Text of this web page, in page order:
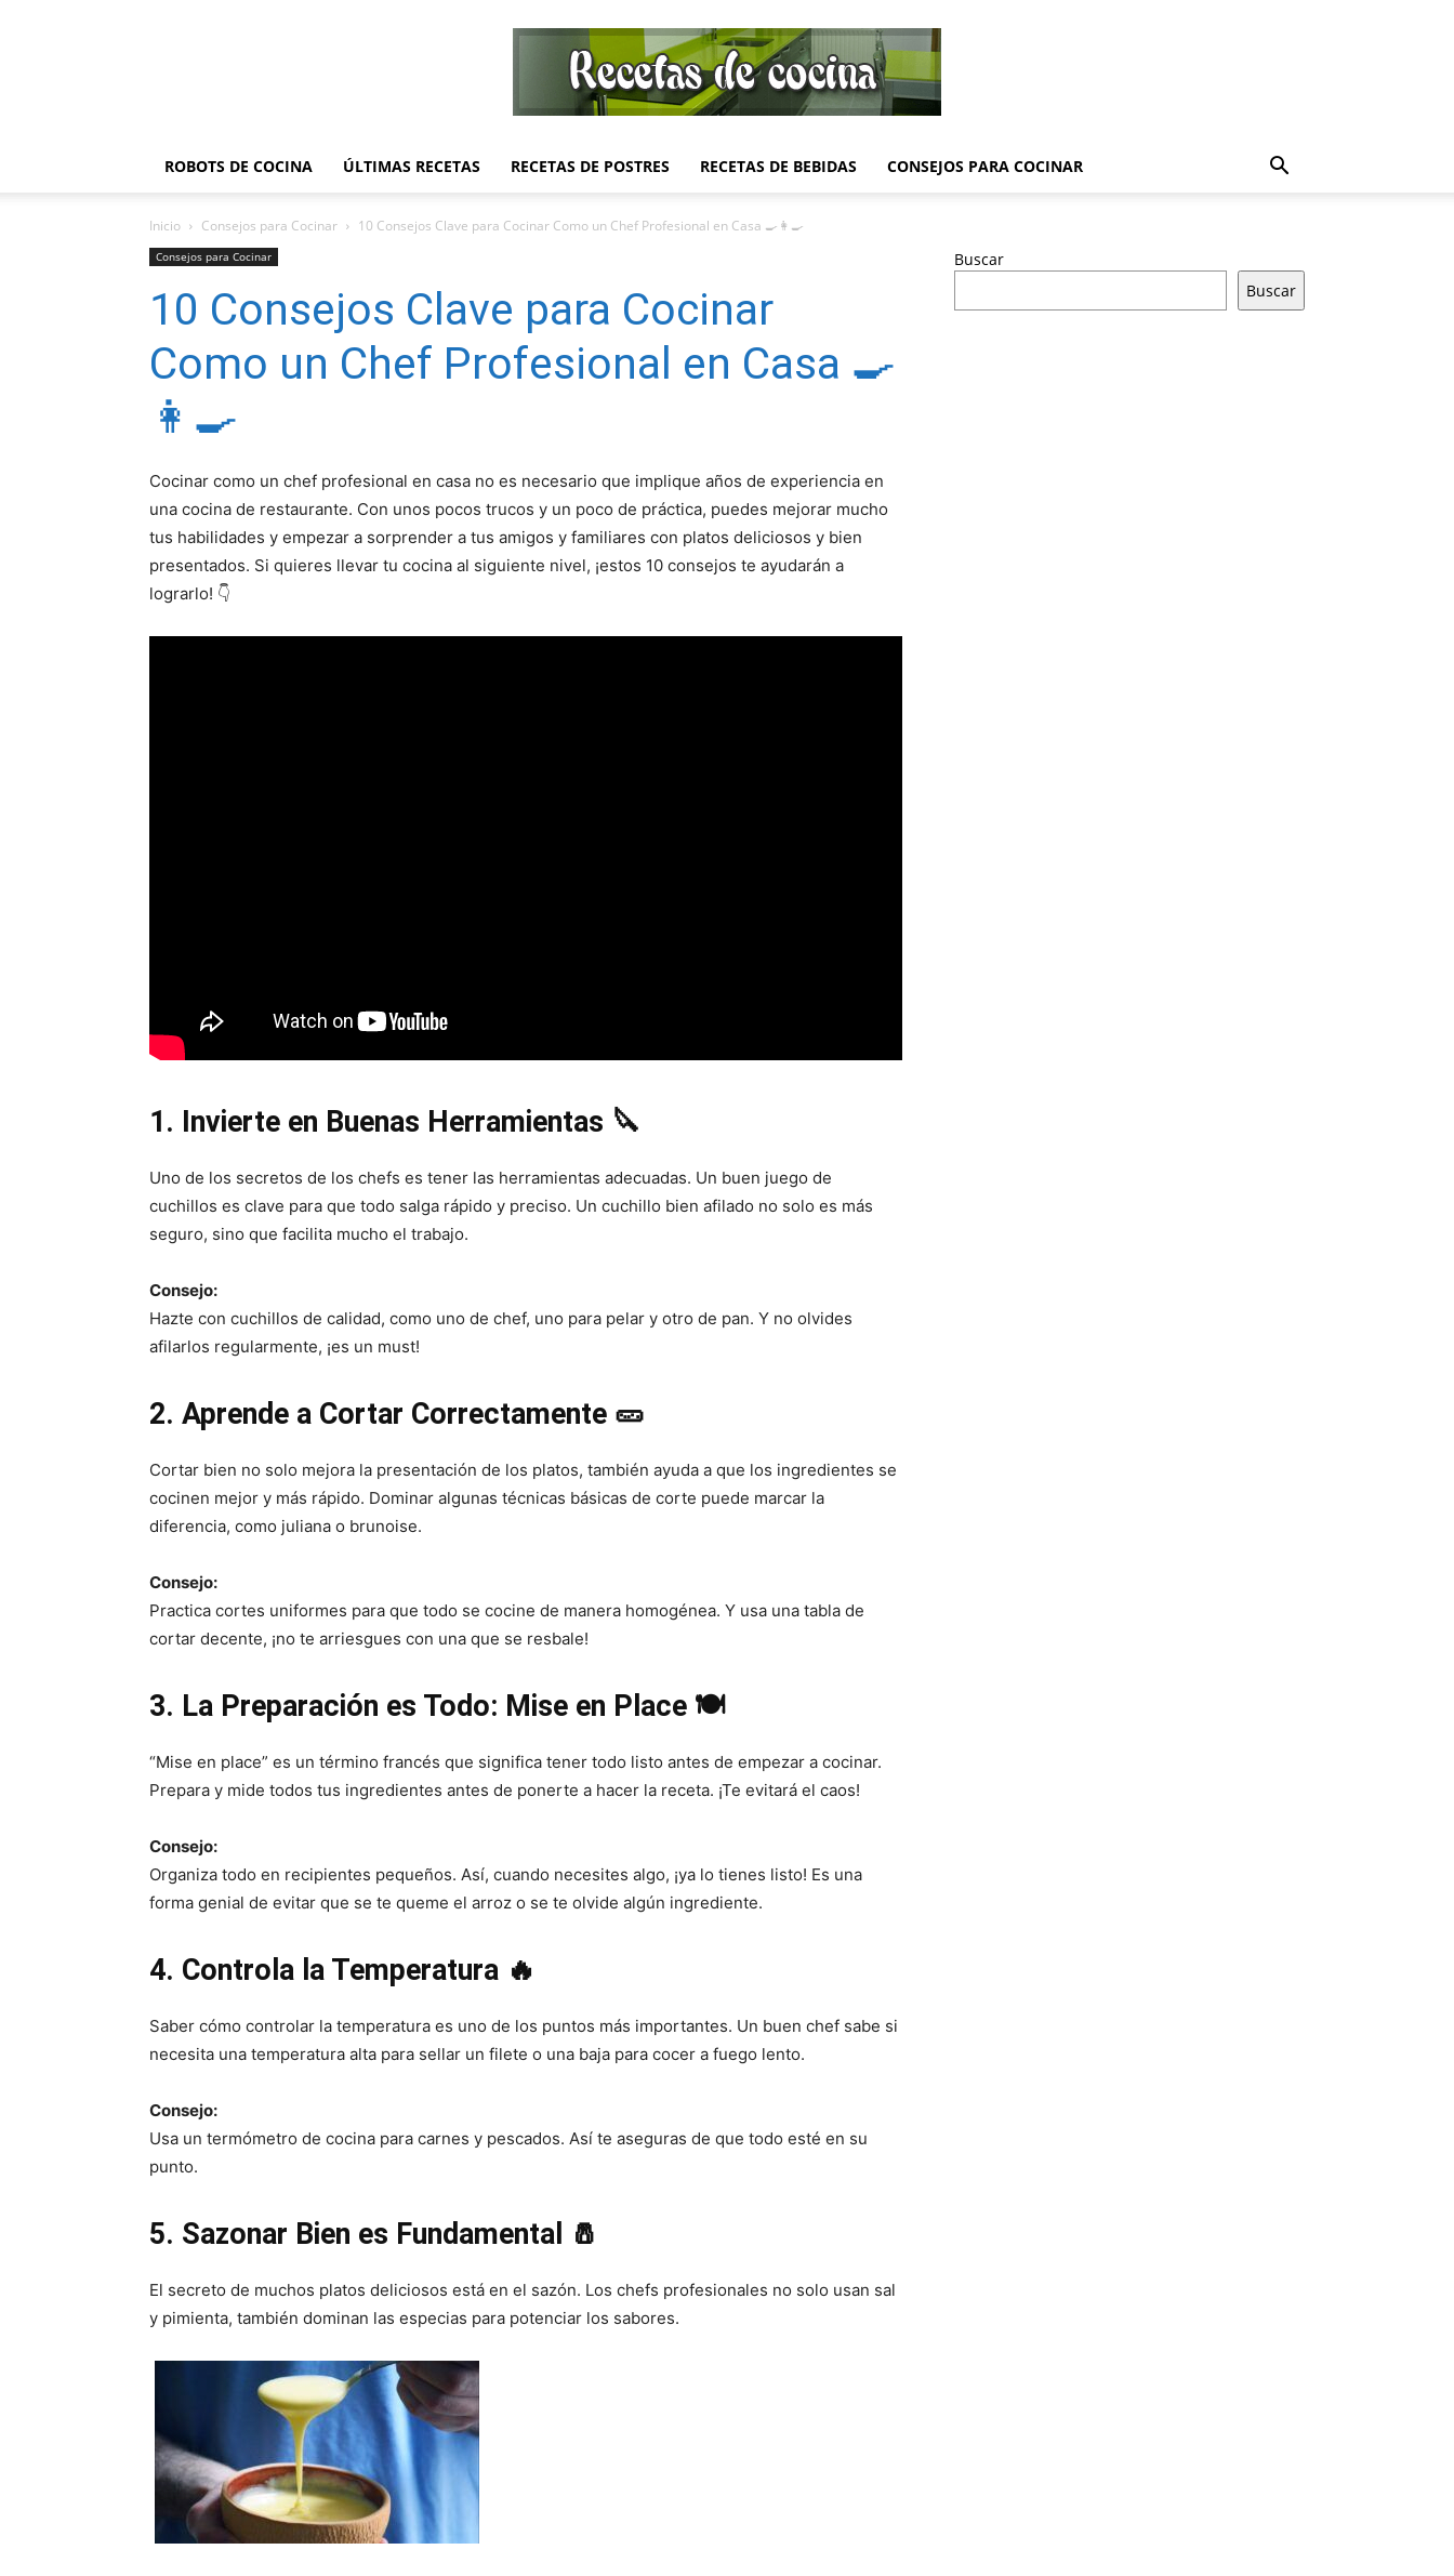
de
Online
ROBOTS DE COCINA ÚLTIMAS RECETAS RECETAS DE POSTRES RECETAS DE BEBIDAS CONSEJOS PARA COCINAR
Inicio Consejos para Cocinar 10 Consejos Clave para Cocinar Como un Chef Profesional en Casa 🍳👩‍🍳
Consejos para Cocinar
10 Consejos Clave para Cocinar
Como un Chef Profesional en Casa 🍳
👩‍🍳
Cocinar como un chef profesional en casa no es necesario que implique años de experiencia en
una cocina de restaurante. Con unos pocos trucos y un poco de práctica, puedes mejorar mucho
tus habilidades y empezar a sorprender a tus amigos y familiares con platos deliciosos y bien
presentados. Si quieres llevar tu cocina al siguiente nivel, ¡estos 10 consejos te ayudarán a
lograrlo! 👇
1. Invierte en Buenas Herramientas 🔪
Uno de los secretos de los chefs es tener las herramientas adecuadas. Un buen juego de
cuchillos es clave para que todo salga rápido y preciso. Un cuchillo bien afilado no solo es más
seguro, sino que facilita mucho el trabajo.
Consejo:
Hazte con cuchillos de calidad, como uno de chef, uno para pelar y otro de pan. Y no olvides
afilarlos regularmente, ¡es un must!
2. Aprende a Cortar Correctamente 🥒
Cortar bien no solo mejora la presentación de los platos, también ayuda a que los ingredientes se
cocinen mejor y más rápido. Dominar algunas técnicas básicas de corte puede marcar la
diferencia, como juliana o brunoise.
Consejo:
Practica cortes uniformes para que todo se cocine de manera homogénea. Y usa una tabla de
cortar decente, ¡no te arriesgues con una que se resbale!
3. La Preparación es Todo: Mise en Place 🍽️
“Mise en place” es un término francés que significa tener todo listo antes de empezar a cocinar.
Prepara y mide todos tus ingredientes antes de ponerte a hacer la receta. ¡Te evitará el caos!
Consejo:
Organiza todo en recipientes pequeños. Así, cuando necesites algo, ¡ya lo tienes listo! Es una
forma genial de evitar que se te queme el arroz o se te olvide algún ingrediente.
4. Controla la Temperatura 🔥
Saber cómo controlar la temperatura es uno de los puntos más importantes. Un buen chef sabe si
necesita una temperatura alta para sellar un filete o una baja para cocer a fuego lento.
Consejo:
Usa un termómetro de cocina para carnes y pescados. Así te aseguras de que todo esté en su
punto.
5. Sazonar Bien es Fundamental 🧂
El secreto de muchos platos deliciosos está en el sazón. Los chefs profesionales no solo usan sal
y pimienta, también dominan las especias para potenciar los sabores.
Buscar
Buscar